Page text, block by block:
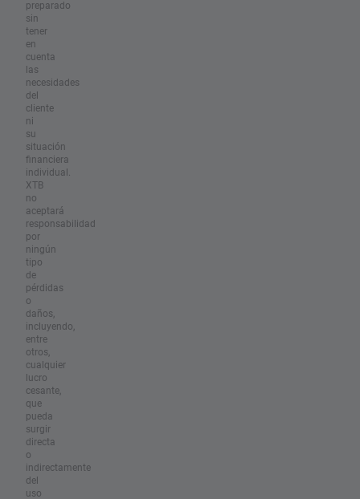
preparado
sin
tener
en
cuenta
las
necesidades
del
cliente
ni
su
situación
financiera
individual.
XTB
no
aceptará
responsabilidad
por
ningún
tipo
de
pérdidas
o
daños,
incluyendo,
entre
otros,
cualquier
lucro
cesante,
que
pueda
surgir
directa
o
indirectamente
del
uso